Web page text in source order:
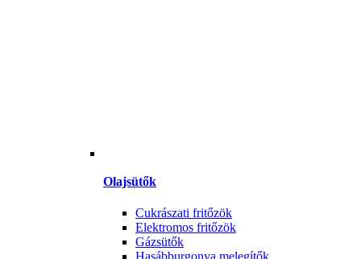
Olajsütők
Cukrászati fritőzök
Elektromos fritőzök
Gázsütők